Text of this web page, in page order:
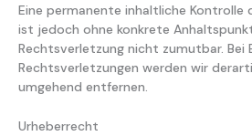
Eine permanente inhaltliche Kontrolle
ist jedoch ohne konkrete
Rechtsverletzung nicht zumutbar. Bei
Rechtsverletzungen werden wir
umgehend entfernen.
Urheberrecht